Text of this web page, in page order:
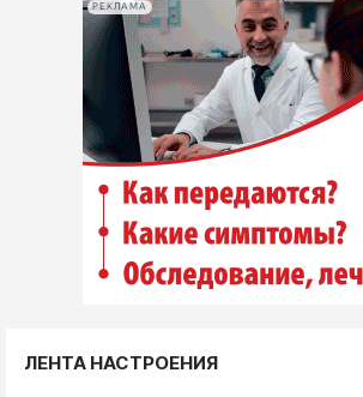
РЕКЛАМА
ЛЕНТА НАСТРОЕНИЯ